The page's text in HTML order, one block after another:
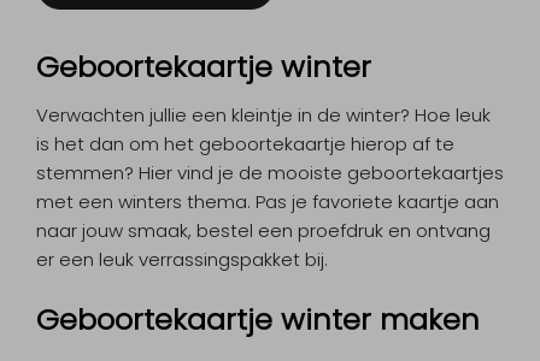
Geboortekaartje winter
Verwachten jullie een kleintje in de winter? Hoe leuk
is het dan om het geboortekaartje hierop af te
stemmen? Hier vind je de mooiste geboortekaartjes
met een winters thema. Pas je favoriete kaartje aan
naar jouw smaak, bestel een proefdruk en ontvang
er een leuk verrassingspakket bij.
Geboortekaartje winter maken